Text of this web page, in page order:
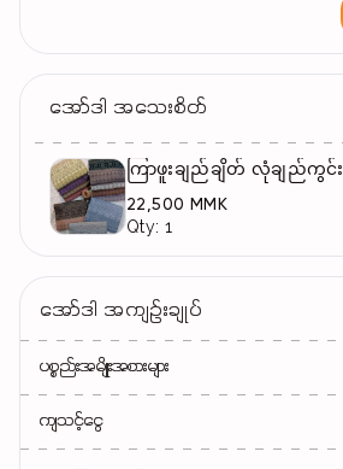
အော်ဒါ အသေးစိတ်
ကြာဖူးချည်ချိတ် လုံချည်ကွင်း
22,500 MMK
Qty: 1
အော်ဒါ အကျဉ်းချုပ်
ပစ္စည်းအမျိုးအစားများ
ကျသင့်ငွေ